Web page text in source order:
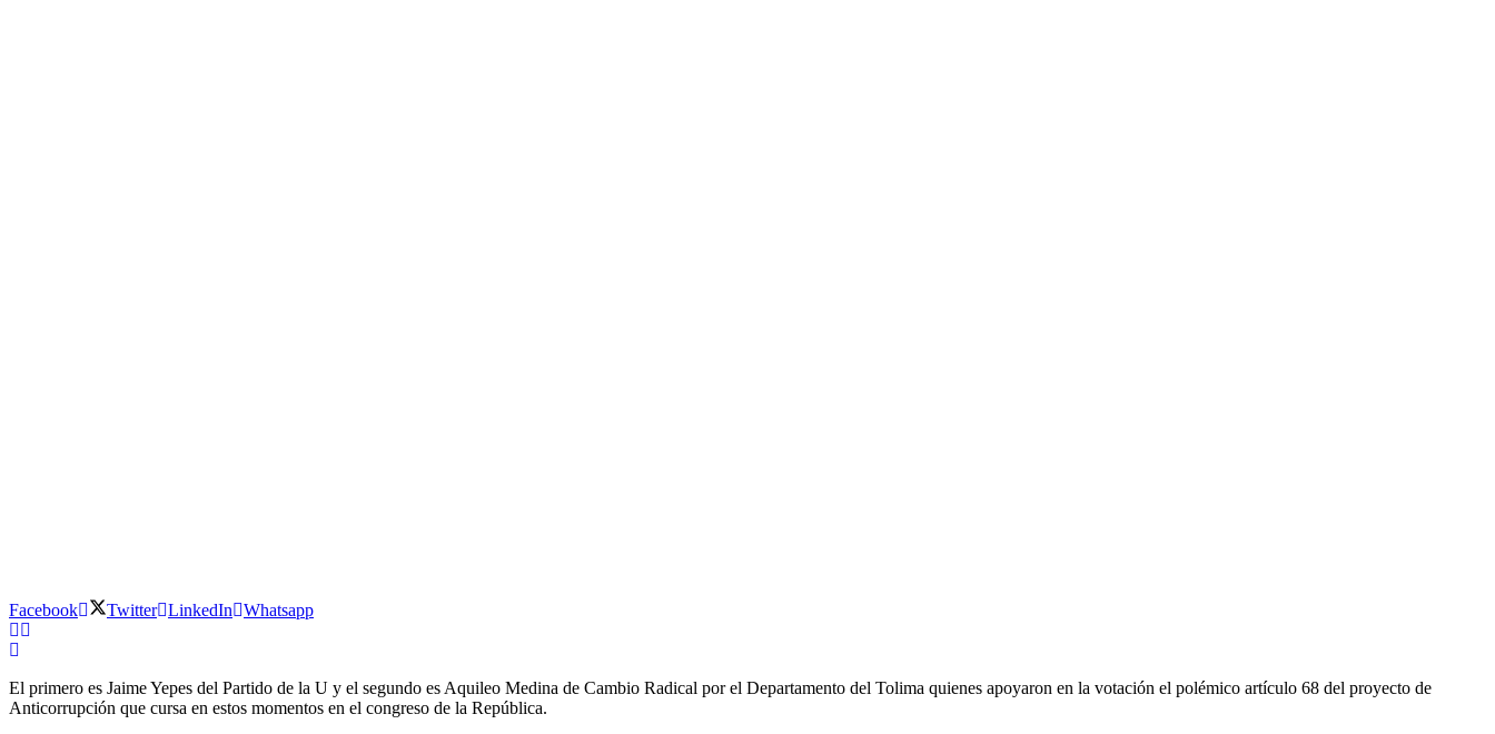
Facebook Twitter LinkedIn Whatsapp
El primero es Jaime Yepes del Partido de la U y el segundo es Aquileo Medina de Cambio Radical por el Departamento del Tolima quienes apoyaron en la votación el polémico artículo 68 del proyecto de
Anticorrupción que cursa en estos momentos en el congreso de la República.